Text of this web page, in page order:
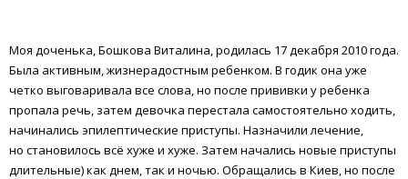
Моя доченька, Бошкова Виталина, родилась 17 декабря 2010 года.
Была активным, жизнерадостным ребенком. В годик она уже
четко выговаривала все слова, но после прививки у ребенка
пропала речь, затем девочка перестала самостоятельно ходить,
начинались эпилептические приступы. Назначили лечение,
но становилось всё хуже и хуже. Затем начались новые приступы
(длительные) как днем, так и ночью. Обращались в Киев, но после